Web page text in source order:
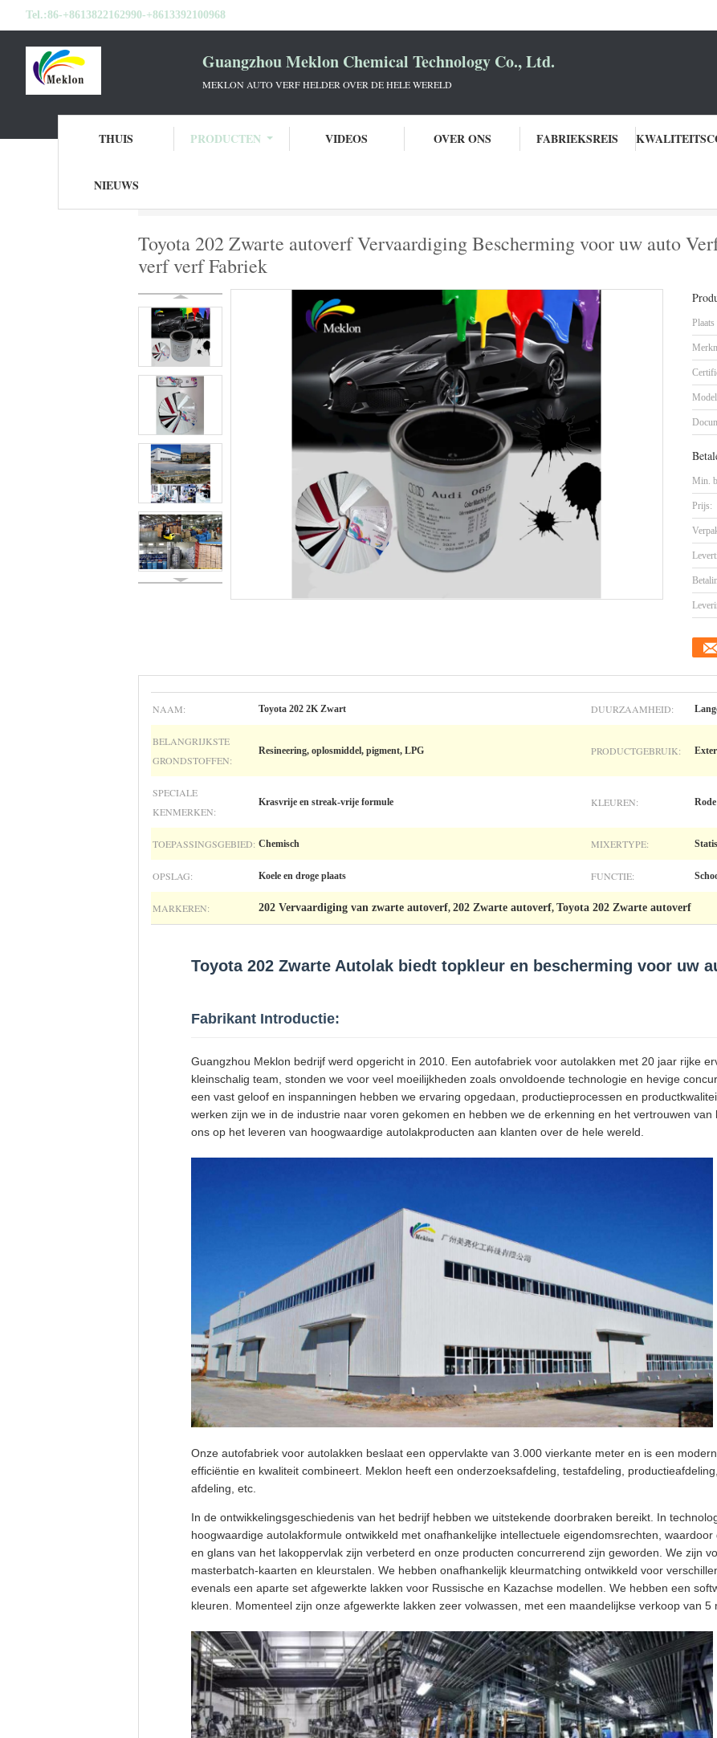
Tel.:86-+8613822162990-+8613392100968
Guangzhou Meklon Chemical Technology Co., Ltd.
MEKLON AUTO VERF HELDER OVER DE HELE WERELD
THUIS PRODUCTEN VIDEOS OVER ONS FABRIEKSREIS
NIEUWS
Toyota 202 Zwarte autoverf Vervaardiging Bescherming voor uw auto
verf verf Fabriek
Min.
Prijs:
NAAM: Toyota 202 2K Zwart DUURZAAMHEID:
BELANGRIJKSTE
GRONDSTOFFEN:
Resineering, oplosmiddel, pigment, LPG PRODUCTGEBRUIK:
SPECIALE
KENMERKEN:
Krasvrije en streak-vrije formule KLEUREN:
TOEPASSINGSGEBIED: Chemisch MIXERTYPE:
OPSLAG: Koele en droge plaats FUNCTIE:
MARKEREN: 202 Vervaardiging van zwarte autoverf, 202 Zwarte autoverf, Toyota 202 Zwarte autoverf
Toyota 202 Zwarte Autolak biedt topkleur en bescherming voor uw
Fabrikant Introductie:
Guangzhou Meklon bedrijf werd opgericht in 2010. Een autofabriek voor autolakken met 20 jaar rijke
kleinschalig team, stonden we voor veel moeilijkheden zoals onvoldoende technologie en hevige
een vast geloof en inspanningen hebben we ervaring opgedaan, productieprocessen en
werken zijn we in de industrie naar voren gekomen en hebben we de erkenning en het vertrouwen van
ons op het leveren van hoogwaardige autolakproducten aan klanten over de hele wereld.
Onze autofabriek voor autolakken beslaat een oppervlakte van 3.000 vierkante meter en is een
efficiëntie en kwaliteit combineert. Meklon heeft een onderzoeksafdeling, testafdeling,
afdeling, etc.
In de ontwikkelingsgeschiedenis van het bedrijf hebben we uitstekende doorbraken bereikt. In
hoogwaardige autolakformule ontwikkeld met onafhankelijke intellectuele eigendomsrechten,
en glans van het lakoppervlak zijn verbeterd en onze producten concurrerend zijn geworden. We zijn
masterbatch-kaarten en kleurstalen. We hebben onafhankelijk kleurmatching ontwikkeld voor
evenals een aparte set afgewerkte lakken voor Russische en Kazachse modellen. We hebben een
kleuren. Momenteel zijn onze afgewerkte lakken zeer volwassen, met een maandelijkse verkoop van 5